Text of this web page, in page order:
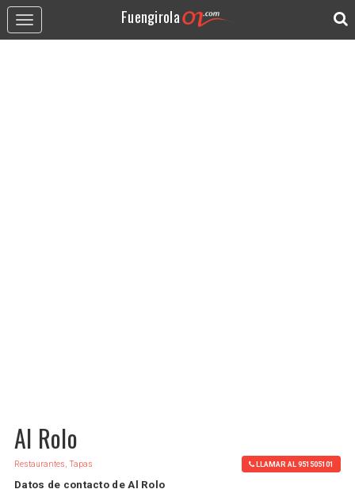
Toggle
navigation
Fuengirola
Al Rolo
Restaurantes, Tapas LLAMAR AL 951505101
Datos de contacto de Al Rolo